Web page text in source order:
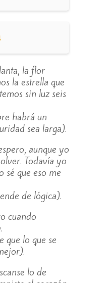
la flor
la estrella que
sin luz seis
habrá un
sea larga).
aunque yo
Todavía yo
sé que eso me
de lógica).
cuando
lo que se
lo de